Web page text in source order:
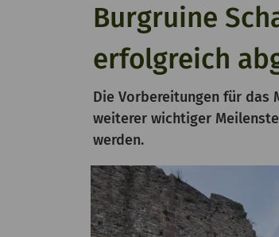
Burgruine
erfolgreich
Die Vorbereitungen für das
weiterer wichtiger
werden.